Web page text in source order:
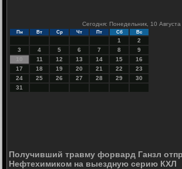
Сегодня: Понедельник, 10 Августа
Пн Вт Ср Чт Пт Сб Вс
1
2
3
4 5 6 7 8
9
10
11 12 13 14 15
16
17
18 19 20 21 22
23
24
25 26 27 28 29
30
31
Получивший травму форвард Ганзл
Нефтехимиком на выездную серию КХЛ